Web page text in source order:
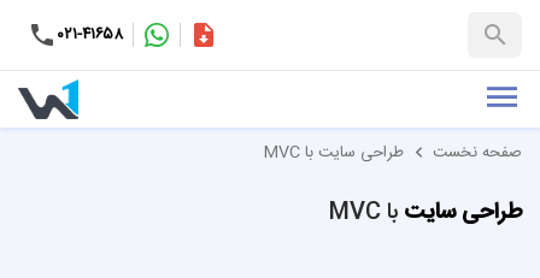
۰۲۱-۴۱۶۵۸
+۹۸-کاتالوگ
صفحه نخست طراحی سایت با MVC
طراحی سایت با MVC